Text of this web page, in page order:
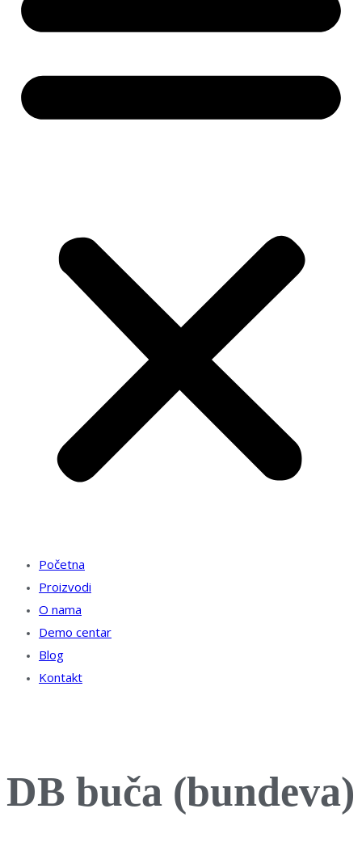
Početna
Proizvodi
O nama
Demo centar
Blog
Kontakt
DB buča (bundeva)